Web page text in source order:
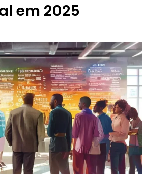
em 2025